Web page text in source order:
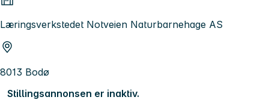
Læringsverkstedet Notveien Naturbarnehage AS
8013 Bodø
Stillingsannonsen er inaktiv.